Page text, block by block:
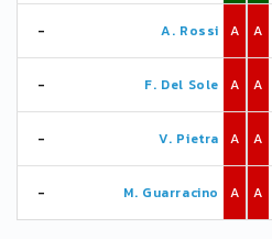
- A. Rossi A
- F. Del Sole A
- V. Pietra A
- M. Guarracino A
A
A
A
A